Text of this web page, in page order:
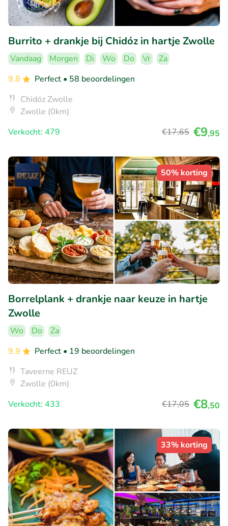
Burrito + drankje bij Chidóz in hartje Zwolle
Vandaag Morgen Di Wo Do Vr
Za
9.8
Perfect • 58 beoordelingen
Chidóz Zwolle
Zwolle (0km)
Verkocht: 479
€17,65 €9,95
50% korting
Borrelplank + drankje naar keuze in hartje
Zwolle
Wo Do
Za
9.9
Perfect • 19 beoordelingen
Taveerne REUZ
Zwolle (0km)
Verkocht: 433
€17,05 €8,50
33% korting